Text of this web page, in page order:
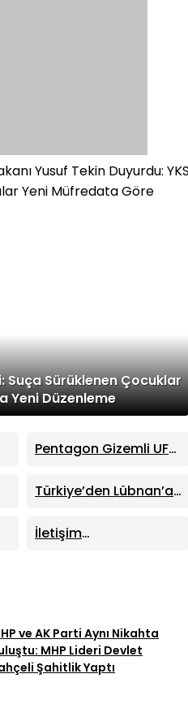
Yusuf Tekin Duyurdu:
Yeni Müfredata Göre
Suça Sürüklenen Çocuklar
Yeni Düzenleme
Pentagon Gizemli UFO
41 Yeni Dosya Erişime
Açıldı
Türkiye’den Lübnan’a
Demir Yoluna Dev İş
Birliği
İletişim
ve AK Parti Aynı Nikahta
MHP Lideri Devlet
Şahitlik Yaptı